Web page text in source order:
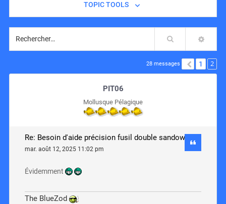
TOPIC TOOLS
Rechercher
28 messages 1 2
PIT06
Mollusque Pélagique
Re: Besoin d'aide précision fusil double sandow
mar. août 12, 2025 11:02 pm
Évidemment
The BlueZod